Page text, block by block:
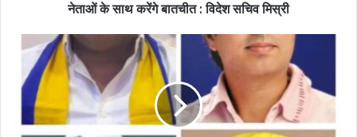
नेताओं के साथ करेंगे बातचीत : विदेश सचिव मिस्री